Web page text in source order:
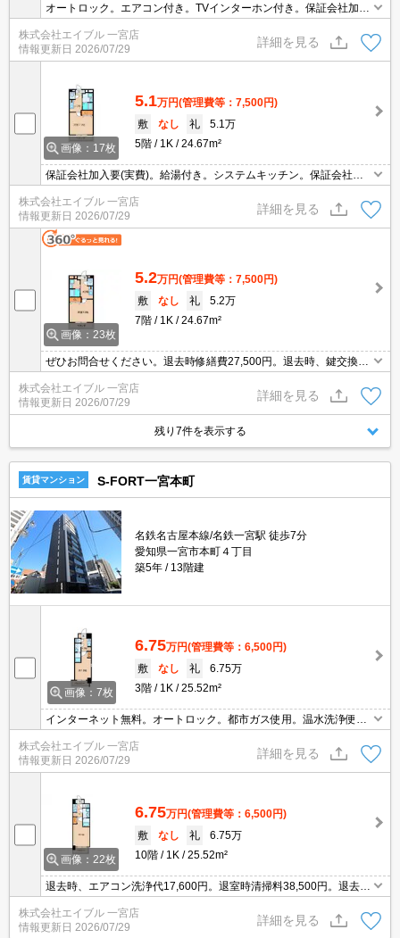
オートロック。エアコン付き。TVインターホン付き。保証会社加入
要(初回、月額総支払額の50%、更新料10,000円/年)。退去時、ルー
ムクリーニング料金27,500円。退去時、鍵交換19,800円。
株式会社エイブル 一宮店
情報更新日 2026/07/29
詳細を見る
画像：17枚
5.1万円(管理費等：7,500円)
敷
なし 礼
5.1万
5階
1K 24.67m²
保証会社加入要(実費)。給湯付き。システムキッチン。保証会社加
入要(月額総支払額の50%、10,000円/年)。退去時、鍵交換19,800
円。退去時、ルームクリーニング料金27,500円。
株式会社エイブル 一宮店
情報更新日 2026/07/29
詳細を見る
画像：23枚
5.2万円(管理費等：7,500円)
敷
なし 礼
5.2万
7階
1K 24.67m²
ぜひお問合せください。退去時修繕費27,500円。退去時、鍵交換1
00円/年)。
株式会社エイブル 一宮店
情報更新日 2026/07/29
詳細を見る
残り7件を表示する
賃貸マンション S-FORT一宮本町
名鉄名古屋本線/名鉄一宮駅 徒歩7分
愛知県一宮市本町４丁目
築5年
13階建
画像：7枚
6.75万円(管理費等：6,500円)
敷
なし 礼
6.75万
3階
1K 25.52m²
インターネット無料。オートロック。都市ガス使用。温水洗浄便座
ン洗浄代17,600円。退去時、鍵交換36,300円。
株式会社エイブル 一宮店
情報更新日 2026/07/29
詳細を見る
画像：22枚
6.75万円(管理費等：6,500円)
敷
なし 礼
6.75万
10階
1K 25.52m²
退去時、エアコン洗浄代17,600円。退室時清掃料38,500円。退去
月分発生。1年未満の解約時、違約金家賃+管理費の2ヶ月分発生。
株式会社エイブル 一宮店
情報更新日 2026/07/29
詳細を見る